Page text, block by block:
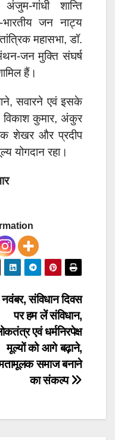
गांधी शान्ति
भारतीय जन नाट्य
महासभा, डॉ.
जन मुक्ति संघर्ष
हैं।
सवारने एवं इसके
कुमार, अंकुर
शेखर और प्रदीप
योगदान रहा।
संविधान दिवस
पर हम लें संविधान,
एवं धर्मनिरपेक्ष
मूल्यों को आगे बढ़ाने,
समाज बनाने
का संकल्प